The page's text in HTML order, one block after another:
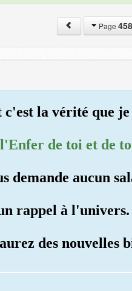
458
la vérité que je
de toi et de
demande aucun
rappel à l'univers.
des nouvelles